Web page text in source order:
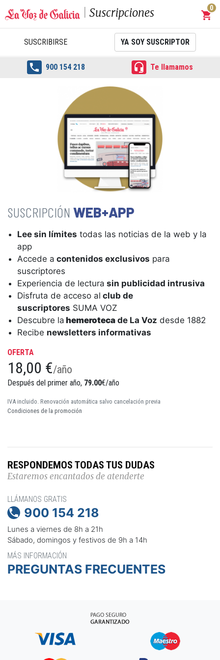
Suscripciones shopping_cart
0
SUSCRIBIRSE YA SOY SUSCRIPTOR
 900 154 218  Te llamamos
WEB+APP
Lee sin límites todas las noticias de la web y la
app
Accede a contenidos exclusivos para
suscriptores
Experiencia de lectura sin publicidad intrusiva
Disfruta de acceso al club de
suscriptores SUMA VOZ
Descubre la hemeroteca de La Voz desde 1882
Recibe newsletters informativas
OFERTA
18,00 €/año
Después del primer año, 79.00€/año
IVA incluido. Renovación automática salvo cancelación previa
Condiciones de la promoción
RESPONDEMOS TODAS TUS DUDAS
Estaremos encantados de atenderte
LLÁMANOS GRATIS
 900 154 218
Lunes a viernes de 8h a 21h
Sábado, domingos y festivos de 9h a 14h
MÁS INFORMACIÓN
PREGUNTAS FRECUENTES